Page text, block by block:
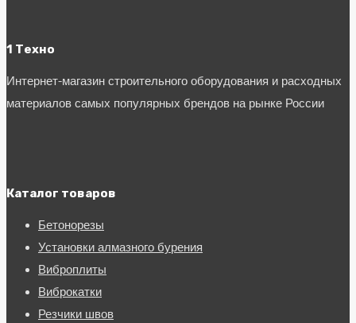
1 Техно
Интернет-магазин строительного оборудования и расходных
материалов самых популярных брендов на рынке России
Каталог товаров
Бетонорезы
Установки алмазного бурения
Виброплиты
Виброкатки
Резчики швов